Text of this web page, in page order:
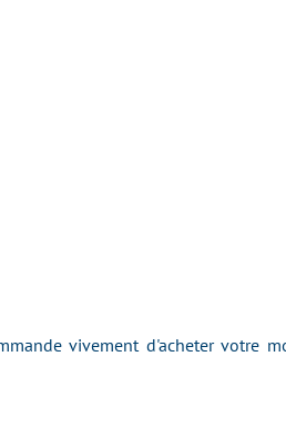
vivement d'acheter votre